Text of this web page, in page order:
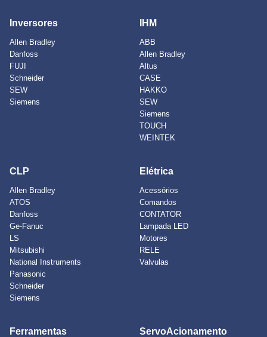
Inversores
Allen Bradley
Danfoss
FUJI
Schneider
SEW
Siemens
IHM
ABB
Allen Bradley
Altus
CASE
HAKKO
SEW
Siemens
TOUCH
WEINTEK
CLP
Allen Bradley
ATOS
Danfoss
Ge-Fanuc
LS
Mitsubishi
National Instruments
Panasonic
Schneider
Siemens
Elétrica
Acessórios
Comandos
CONTATOR
Lampada LED
Motores
RELE
Valvulas
Ferramentas ServoAcionamento